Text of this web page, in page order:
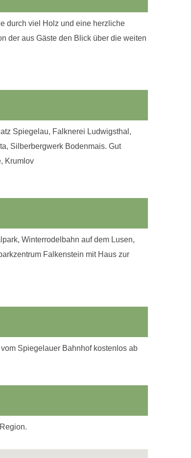
durch viel Holz und eine herzliche
der aus Gäste den Blick über die weiten
Spiegelau, Falknerei Ludwigsthal,
Silberbergwerk Bodenmais. Gut
Krumlov
Winterrodelbahn auf dem Lusen,
Falkenstein mit Haus zur
Spiegelauer Bahnhof kostenlos ab